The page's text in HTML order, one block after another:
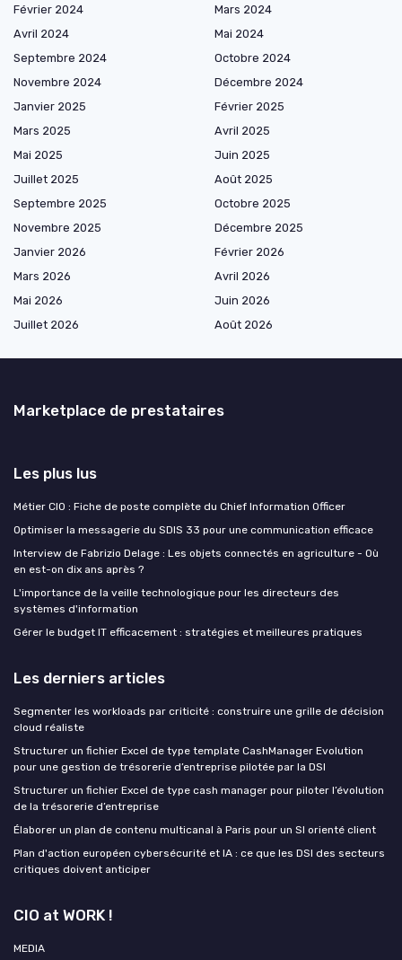
Février 2024
Mars 2024
Avril 2024
Mai 2024
Septembre 2024
Octobre 2024
Novembre 2024
Décembre 2024
Janvier 2025
Février 2025
Mars 2025
Avril 2025
Mai 2025
Juin 2025
Juillet 2025
Août 2025
Septembre 2025
Octobre 2025
Novembre 2025
Décembre 2025
Janvier 2026
Février 2026
Mars 2026
Avril 2026
Mai 2026
Juin 2026
Juillet 2026
Août 2026
Marketplace de prestataires
Les plus lus
Métier CIO : Fiche de poste complète du Chief Information Officer
Optimiser la messagerie du SDIS 33 pour une communication efficace
Interview de Fabrizio Delage : Les objets connectés en agriculture - Où
en est-on dix ans après ?
L'importance de la veille technologique pour les directeurs des
systèmes d'information
Gérer le budget IT efficacement : stratégies et meilleures pratiques
Les derniers articles
Segmenter les workloads par criticité : construire une grille de décision
cloud réaliste
Structurer un fichier Excel de type template CashManager Evolution
pour une gestion de trésorerie d’entreprise pilotée par la DSI
Structurer un fichier Excel de type cash manager pour piloter l’évolution
de la trésorerie d’entreprise
Élaborer un plan de contenu multicanal à Paris pour un SI orienté client
Plan d'action européen cybersécurité et IA : ce que les DSI des secteurs
critiques doivent anticiper
CIO at WORK !
MEDIA